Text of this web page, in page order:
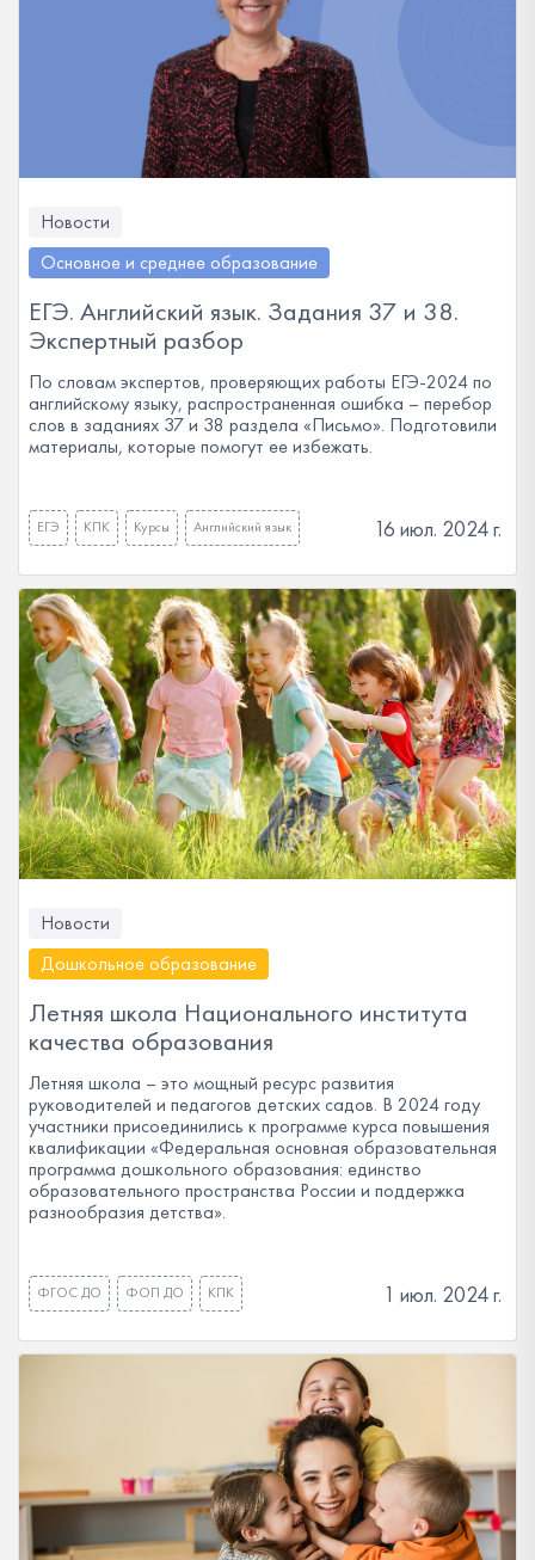
Новости
Основное и среднее образование
ЕГЭ. Английский язык. Задания 37 и 38.
Экспертный разбор
По словам экспертов, проверяющих работы ЕГЭ-2024 по
английскому языку, распространенная ошибка – перебор
слов в заданиях 37 и 38 раздела «Письмо». Подготовили
материалы, которые помогут ее избежать.
ЕГЭ КПК Курсы Английский язык 16 июл. 2024 г.
Новости
Дошкольное образование
Летняя школа Национального института
качества образования
Летняя школа – это мощный ресурс развития
руководителей и педагогов детских садов. В 2024 году
участники присоединились к программе курса повышения
квалификации «Федеральная основная образовательная
программа дошкольного образования: единство
образовательного пространства России и поддержка
разнообразия детства».
ФГОС ДО ФОП ДО КПК 1 июл. 2024 г.